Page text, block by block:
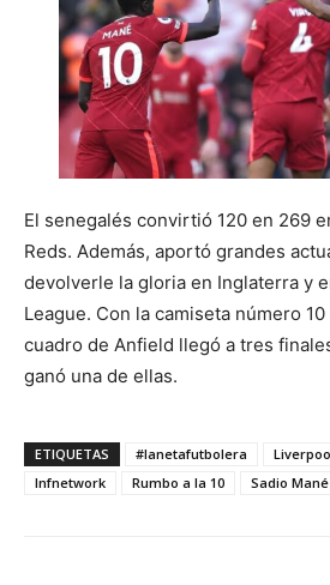
El senegalés convirtió 120 en 269
Reds. Además, aportó grandes
devolverle la gloria en Inglaterra y
League. Con la camiseta número
cuadro de Anfield llegó a tres
ganó una de ellas.
ETIQUETAS #lanetafutbolera
lnfnetwork
Rumbo a la 10 Sadio Mané